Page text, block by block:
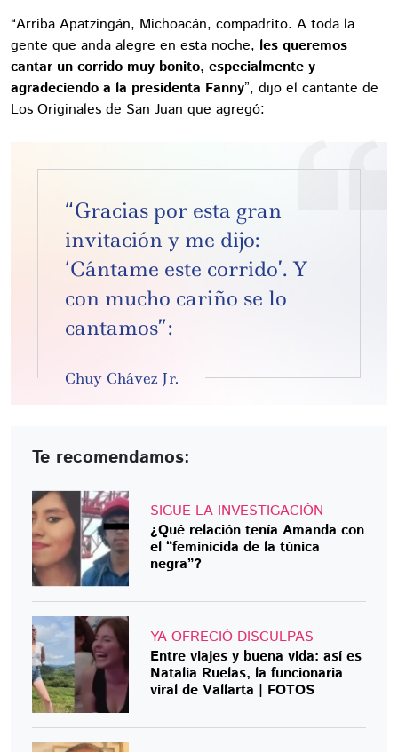
“Arriba Apatzingán, Michoacán, compadrito. A toda la
gente que anda alegre en esta noche, les queremos
cantar un corrido muy bonito, especialmente y
agradeciendo a la presidenta Fanny”, dijo el cantante de
Los Originales de San Juan que agregó:
“Gracias por esta gran
invitación y me dijo:
‘Cántame este corrido’. Y
con mucho cariño se lo
cantamos”:
Chuy Chávez Jr.
Te recomendamos:
SIGUE LA INVESTIGACIÓN
¿Qué relación tenía Amanda con
el “feminicida de la túnica
negra”?
YA OFRECIÓ DISCULPAS
Entre viajes y buena vida: así es
Natalia Ruelas, la funcionaria
viral de Vallarta | FOTOS